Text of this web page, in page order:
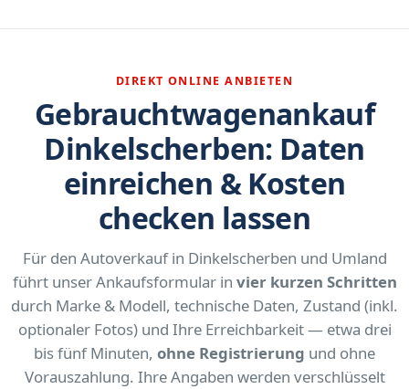
DIREKT ONLINE ANBIETEN
Gebrauchtwagenankauf
Dinkelscherben: Daten
einreichen & Kosten
checken lassen
Für den Autoverkauf in Dinkelscherben und Umland
führt unser Ankaufsformular in vier kurzen Schritten
durch Marke & Modell, technische Daten, Zustand (inkl.
optionaler Fotos) und Ihre Erreichbarkeit — etwa drei
bis fünf Minuten, ohne Registrierung und ohne
Vorauszahlung. Ihre Angaben werden verschlüsselt